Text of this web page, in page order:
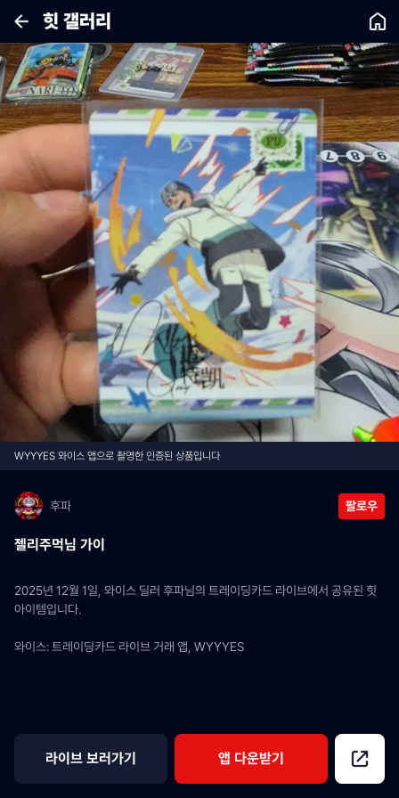
힛 갤러리
WYYYES 와이스 앱으로 촬영한 인증된 상품입니다
후파 팔로우
젤리주먹님 가이
2025년 12월 1일, 와이스 딜러 후파님의 트레이딩카드 라이브에서 공유된 힛
아이템입니다.
와이스: 트레이딩카드 라이브 거래 앱, WYYYES
라이브 보러가기 앱 다운받기